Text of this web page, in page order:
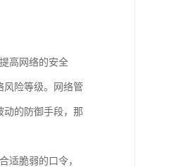
高网络的安全
风险等级。网络管
动的防御手段，那
适脆弱的口令，